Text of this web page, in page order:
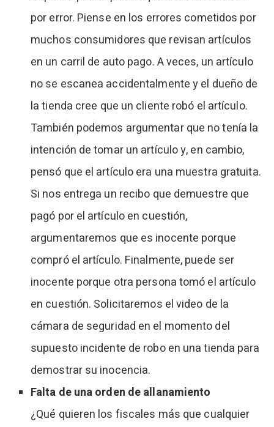
por error. Piense en los errores cometidos por
muchos consumidores que revisan artículos
en un carril de auto pago. A veces, un artículo
no se escanea accidentalmente y el dueño de
la tienda cree que un cliente robó el artículo.
También podemos argumentar que no tenía la
intención de tomar un artículo y, en cambio,
pensó que el artículo era una muestra gratuita.
Si nos entrega un recibo que demuestre que
pagó por el artículo en cuestión,
argumentaremos que es inocente porque
compró el artículo. Finalmente, puede ser
inocente porque otra persona tomó el artículo
en cuestión. Solicitaremos el video de la
cámara de seguridad en el momento del
supuesto incidente de robo en una tienda para
demostrar su inocencia.
Falta de una orden de allanamiento
¿Qué quieren los fiscales más que cualquier